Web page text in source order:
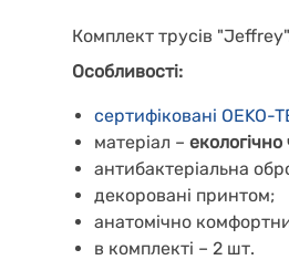
Комплект трусів
Особливості:
сертифіковані OEKO-
матеріал –
антибактеріальна
декоровані принтом;
анатомічно
в комплекті – 2 шт.